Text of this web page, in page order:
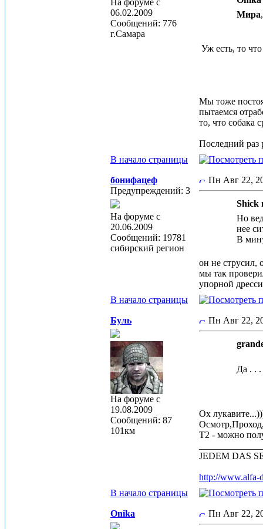
На форуме с
06.02.2009
Сообщений: 776
г.Самара
Мира
Уж есть, то
Мы тоже
пытаемся
то, что собака
Последний раз
В начало страницы
бонифацеф
Предупреждений: 3
На форуме с
20.06.2009
Сообщений: 19781
сибирский регион
Пн Авг 22,
Shick
Но
нее
В
он не струсил,
мы так
упорной
В начало страницы
Буль
На форуме с
19.08.2009
Сообщений: 87
101км
Пн Авг 22,
Да . . .
Ох
Т2 - можно
JEDEM DAS
http://www.alfa-
В начало страницы
Onika Пн Авг 22,